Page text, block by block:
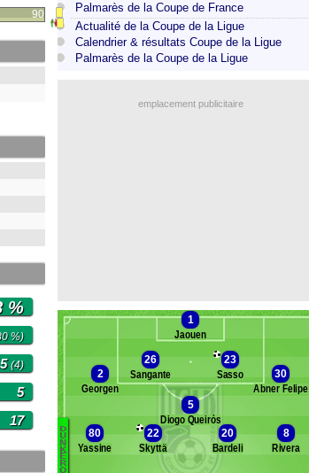
90
%
%)
(4)
5
17
Palmarès de la Coupe de France
Actualité de la Coupe de la Ligue
Calendrier & résultats Coupe de la Ligue
Palmarès de la Coupe de la Ligue
emplacement publicitaire
Banc des remplaçantsDunkerque
Ortolá
D
U
N
K
E
R
Q
1
Jaouen
26
Sangante
23
Sasso
2
Georgen
30
Abner Felipe
5
Diogo Queirós
80
Yassine
22
Skyttä
20
Bardeli
8
Rivera